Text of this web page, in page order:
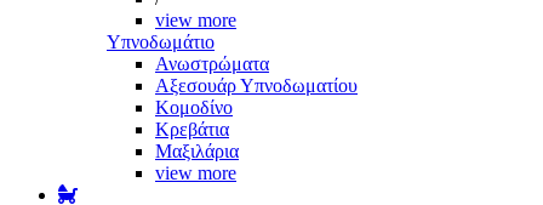
view more
Υπνοδωμάτιο
Ανωστρώματα
Αξεσουάρ Υπνοδωματίου
Κομοδίνο
Κρεβάτια
Μαξιλάρια
view more